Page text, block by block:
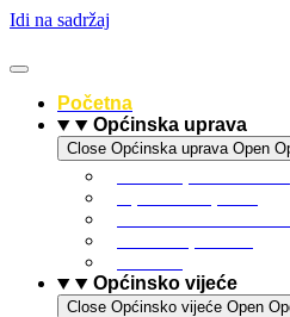
Idi na sadržaj
Početna
Općinska uprava
Close Općinska uprava Open
Općinsko vijeće
Close Općinsko vijeće Open